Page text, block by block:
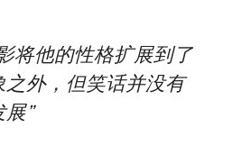
将他的性格扩展到了
外，但笑话并没有
”